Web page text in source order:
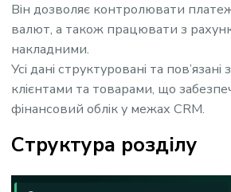
Він дозволяє контролювати
валют, а також працювати з
накладними.
Усі дані структуровані та
клієнтами та товарами, що
фінансовий облік у межах CRM.
Структура розділу